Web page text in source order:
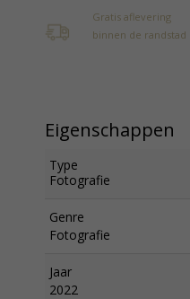
Gratis aflevering
binnen de randstad
Eigenschappen
Type
Fotografie
Genre
Fotografie
Jaar
2022